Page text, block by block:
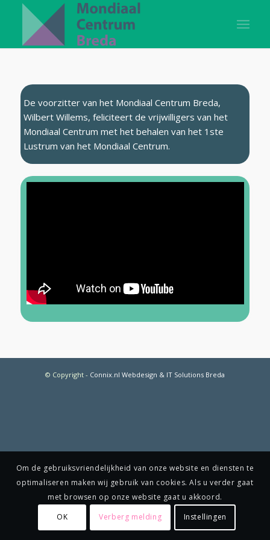
De voorzitter van het Mondiaal Centrum Breda,
Wilbert Willems, feliciteert de vrijwilligers van het
Mondiaal Centrum met het behalen van het 1ste
Lustrum van het Mondiaal Centrum.
© Copyright - Connix.nl Webdesign & IT Solutions Breda
Om de gebruiksvriendelijkheid van onze website en diensten te
optimaliseren maken wij gebruik van cookies. Als u verder gaat
met browsen op onze website gaat u akkoord.
OK
Verberg melding Instellingen